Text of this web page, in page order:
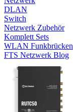
DLAN
Switch
Netzwerk Zubehör
Komplett Sets
WLAN Funkbrücken
FTS Netzwerk Blog